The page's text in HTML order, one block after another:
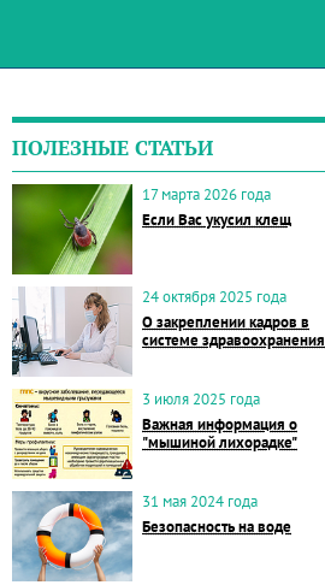
ПОЛЕЗНЫЕ СТАТЬИ
17 марта 2026 года
Если Вас укусил клещ
24 октября 2025 года
О закреплении кадров в
системе здравоохранения
3 июля 2025 года
Важная информация о
"мышиной лихорадке"
31 мая 2024 года
Безопасность на воде